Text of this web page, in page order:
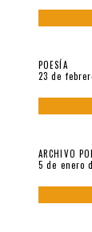
POESÍA
23 de
ARCHIVO
5 de enero